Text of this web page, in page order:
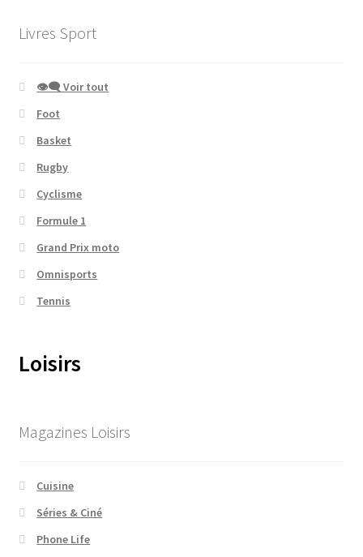
Livres Sport
👁‍🗨 Voir tout
Foot
Basket
Rugby
Cyclisme
Formule 1
Grand Prix moto
Omnisports
Tennis
Loisirs
Magazines Loisirs
Cuisine
Séries & Ciné
Phone Life